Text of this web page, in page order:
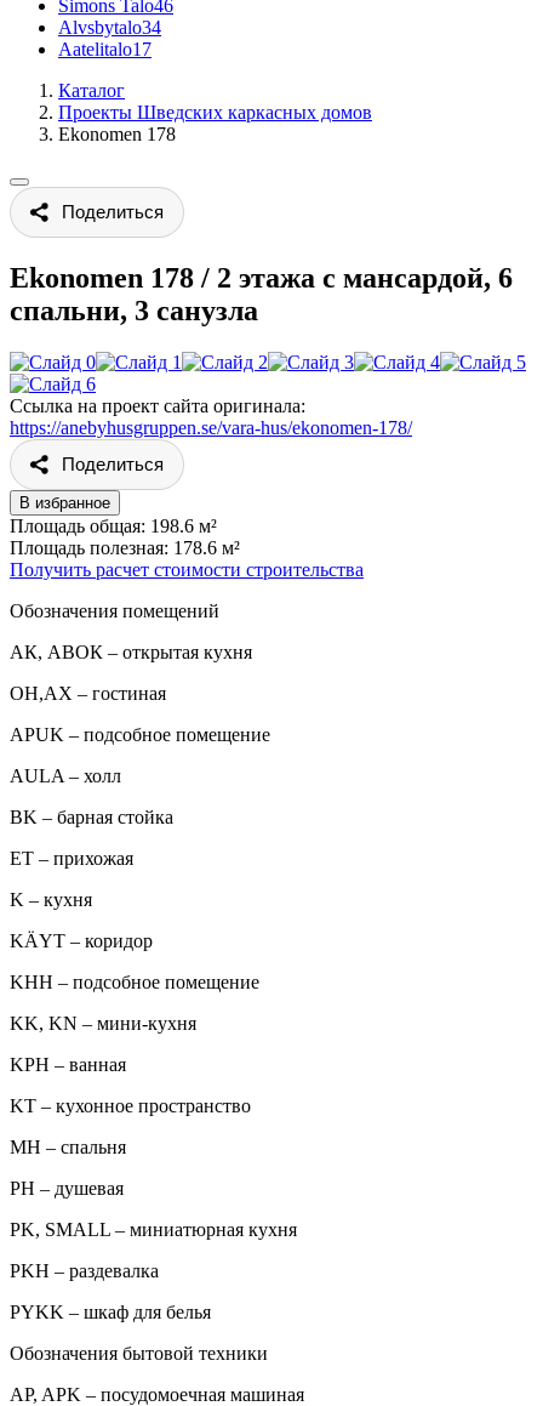
Simons Talo46
Alvsbytalo34
Aatelitalo17
Каталог
Проекты Шведских каркасных домов
Ekonomen 178
Поделиться
Ekonomen 178 / 2 этажа с мансардой, 6
спальни, 3 санузла
Ссылка на проект сайта оригинала:
https://anebyhusgruppen.se/vara-hus/ekonomen-178/
Поделиться
В избранное
Площадь общая: 198.6 м²
Площадь полезная: 178.6 м²
Получить расчет стоимости строительства
Обозначения помещений
АК, АВОК – открытая кухня
ОН,AX – гостиная
APUK – подсобное помещение
AULA – холл
BK – барная стойка
ET – прихожая
K – кухня
KÄYT – коридор
KHH – подсобное помещение
KK, KN – мини-кухня
KPH – ванная
KT – кухонное пространство
MH – спальня
PH – душевая
PK, SMALL – миниатюрная кухня
PKH – раздевалка
PYKK – шкаф для белья
Обозначения бытовой техники
AP, APK – посудомоечная машиная